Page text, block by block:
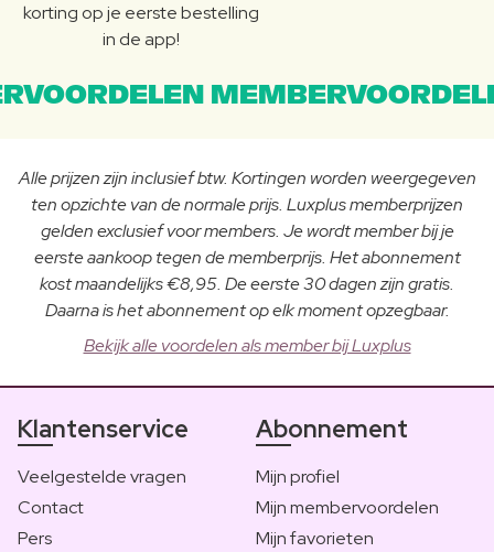
korting op je eerste bestelling
in de app!
Alle prijzen zijn inclusief btw. Kortingen worden weergegeven
ten opzichte van de normale prijs. Luxplus memberprijzen
gelden exclusief voor members. Je wordt member bij je
eerste aankoop tegen de memberprijs. Het abonnement
kost maandelijks €8,95. De eerste 30 dagen zijn gratis.
Daarna is het abonnement op elk moment opzegbaar.
Bekijk alle voordelen als member bij Luxplus
Klantenservice
Veelgestelde vragen
Contact
Pers
Abonnement
Mijn profiel
Mijn membervoordelen
Mijn favorieten